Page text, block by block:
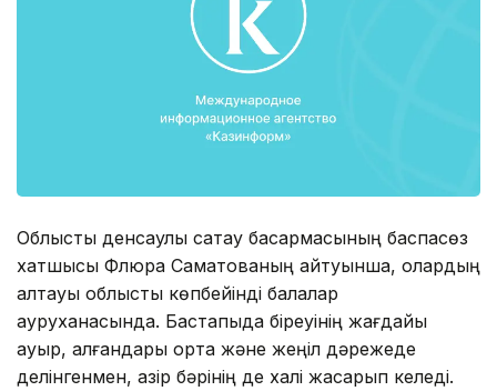
Облыстық денсаулық сақтау басқармасының баспасөз
хатшысы Флюра Саматованың айтуынша, олардың
алтауы облыстық көпбейінді балалар
ауруханасында. Бастапқыда біреуінің жағдайы
ауыр, қалғандары орта және жеңіл дәрежеде
делінгенмен, қазір бәрінің де халі жақсарып келеді.